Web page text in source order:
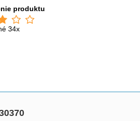
produktu
34x